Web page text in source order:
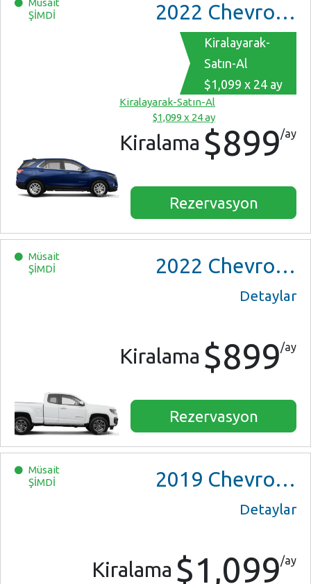
Müsait
ŞİMDİ
2022 Chevrolet Equinox
Kiralayarak-
Satın-Al
$1,099 x 24 ay
Kiralayarak-Satın-Al
$1,099 x 24 ay
Kiralama $899/ay
Rezervasyon
Müsait
ŞİMDİ
2022 Chevrolet Colorado Ext Cab LT
Detaylar
Kiralama $899/ay
Rezervasyon
Müsait
ŞİMDİ
2019 Chevrolet Camaro Convertible
Detaylar
Kiralama $1,099/ay